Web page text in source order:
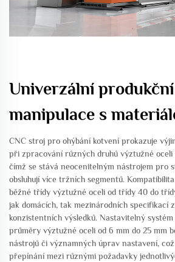
Univerzální
manipulace s
CNC stroj pro ohýbání kotvení prokazuje
při zpracování různých druhů výztužné oceli
čímž se stává neocenitelným nástrojem pro
obsluhují více tržních segmentů.
běžné třídy výztužné oceli od třídy 40 do
jak domácích, tak mezinárodních specifikací
konzistentních výsledků. Nastavitelný
průměry výztužné oceli od 6 mm do 25 mm
nástrojů či významných úprav nastavení,
přepínání mezi různými požadavky